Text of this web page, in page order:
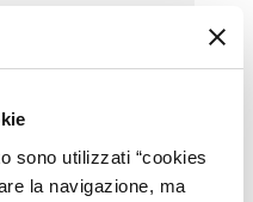
sono utilizzati “cookies
la navigazione, ma